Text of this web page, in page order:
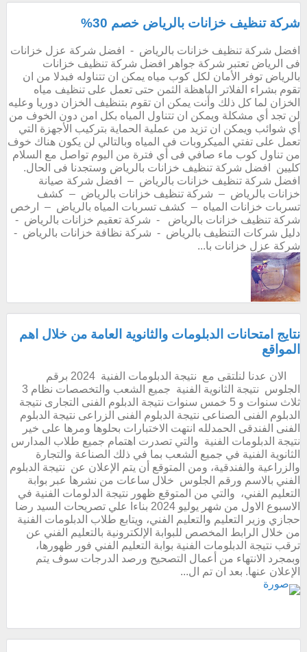
شركة تنظيف خزانات بالرياض خصم 30%
افضل شركة تنظيف خزانات بالرياض - افضل شركة عزل خزانات
فى الرياض تعتبر شركة جواهر افضل شركة تنظيف خزانات
بالرياض توفر الأمان لكل كوب مياه يمكن ان تتناوله فبدلا من ان
تقوم بشراء الفلاتر الباهظة الثمن حتى تعمل على تنظيف مياه
الخزان لما كل ذلك وأنت يمكن ان تقوم بتنظيف الخزان دوريا وعليه
لن تجد أي مشكلة ويمكن ان تتناول المياه بكل امن دون الخوف من
أي شوائب ويمكن ان تزيد من عملية الحماية بتركيب الأجهزة التي
تعمل على تفتي الميكروبات فى المياه وبالتالي لن يكون هناك خوف
من تناول كوب ماء صافي فى أي فترة من اليوم تواصل مع السلام
كليين افضل شركة تنظيف خزانات بالرياض وستجدنا فى الحال.
افضل شركة تنظيف خزانات بالرياض – افضل شركة صيانة
خزانات بالرياض – شركة تنظيف خزانات بالرياض – كشف
تسربات خزانات المياه – كشف تسربات المياه بالرياض – ارخص
شركة تنظيف خزانات بالرياض - شركة تعقيم خزانات بالرياض -
دليل شركات التنظيف بالرياض - شركة نظافة خزانات بالرياض -
شركة عزل خزانات با...
نتايج امتحانات الدبلومات والثانوية العامة من خلال اهم
المواقع
الان عدنا لنلتقى مع نتيجة الدبلومات الفنية 2024 برقم
الجلوس نتيجة الثانوية الفنية جميع الشعب والتخصصات نظام 3
ثلاث سنوات و 5 خمس سنوات نتيجة الدبلوم الفنى التجارى نتيجة
الدبلوم الفنى الصناعى نتيجة الدبلوم الفنى الزراعى نتيجة الدبلوم
الفنى الفندقى الحمدلله انتهت الاختبارات بحلوها ومرها على خير
نتيجة الدبلومات الفنية والتي تصدرت اهتمام جميع طلاب المدارس
الثانوية الفنية في جميع الشعب بما في ذلك الصناعة والتجارة
والزراعية والفندقية، ومن المتوقع أن يتم الإعلان عن نتيجة الدبلوم
الفني بالاسم ورقم الجلوس خلال ساعات من نشرها عبر بوابة
التعليم الفني، والتي من المتوقع ظهور نتيجة الدلومات الفنية في
الاسبوع الاول من شهر يوليو 2024 بناءا علي تصريحات السيد رضا
حجازي وزير التعليم والتعليم الفني، ويتابع طلاب الدبلومات الفنية
من خلال الرابط المخصص للبوابة الإلكترونية بالتعليم الفني عن
ترقب نتيجة الدبلومات الفنية بوابة التعليم الفني فور ظهورها،
وبمجرد الانتهاء من أعمال التصحيح ورصد الدرجات سوف يتم
الإعلان عنها. بعد ان تم ال...